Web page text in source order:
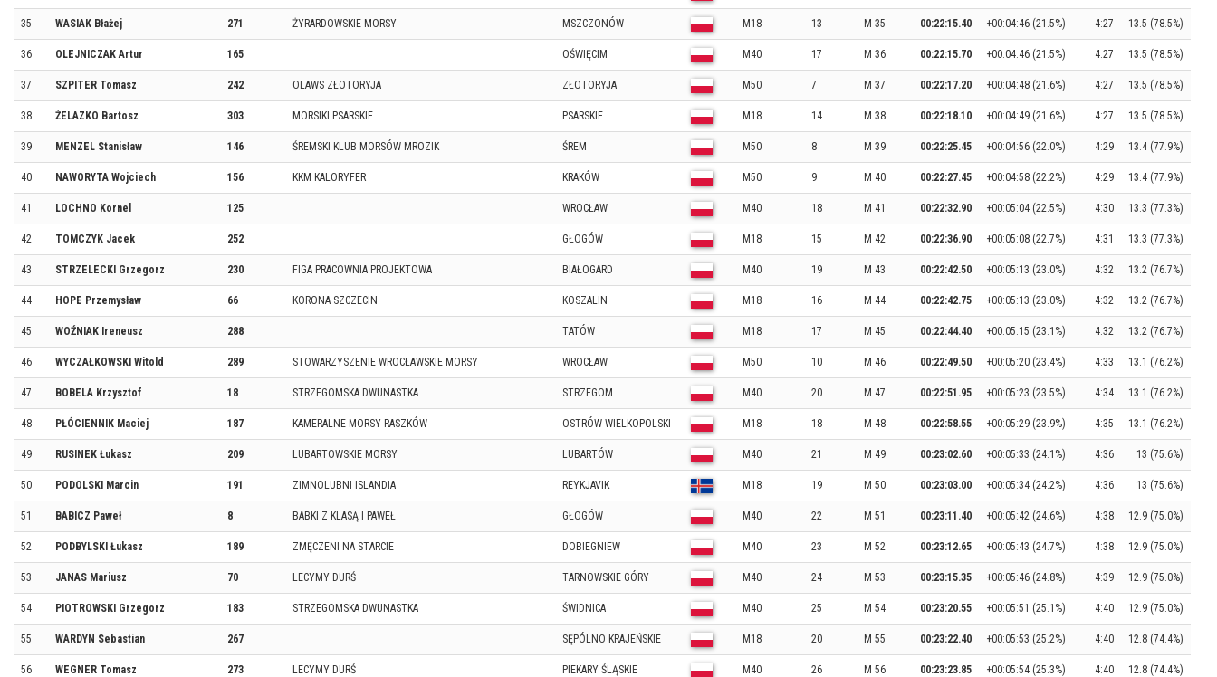
35 WASIAK Błażej 271 ŻYRARDOWSKIE MORSY MSZCZONÓW M18 13 M 35 00:22:15.40 +00:04:46 (21.5%) 4:27 13.5 (78.5%)
36 OLEJNICZAK Artur 165 OŚWIĘCIM M40 17 M 36 00:22:15.70 +00:04:46 (21.5%) 4:27 13.5 (78.5%)
37 SZPITER Tomasz 242 OLAWS ZŁOTORYJA ZŁOTORYJA M50 7 M 37 00:22:17.20 +00:04:48 (21.6%) 4:27 13.5 (78.5%)
38 ŻELAZKO Bartosz 303 MORSIKI PSARSKIE PSARSKIE M18 14 M 38 00:22:18.10 +00:04:49 (21.6%) 4:27 13.5 (78.5%)
39 MENZEL Stanisław 146 ŚREMSKI KLUB MORSÓW MROZIK ŚREM M50 8 M 39 00:22:25.45 +00:04:56 (22.0%) 4:29 13.4 (77.9%)
40 NAWORYTA Wojciech 156 KKM KALORYFER KRAKÓW M50 9 M 40 00:22:27.45 +00:04:58 (22.2%) 4:29 13.4 (77.9%)
41 LOCHNO Kornel 125 WROCŁAW M40 18 M 41 00:22:32.90 +00:05:04 (22.5%) 4:30 13.3 (77.3%)
42 TOMCZYK Jacek 252 GŁOGÓW M18 15 M 42 00:22:36.90 +00:05:08 (22.7%) 4:31 13.3 (77.3%)
43 STRZELECKI Grzegorz 230 FIGA PRACOWNIA PROJEKTOWA BIAŁOGARD M40 19 M 43 00:22:42.50 +00:05:13 (23.0%) 4:32 13.2 (76.7%)
44 HOPE Przemysław 66 KORONA SZCZECIN KOSZALIN M18 16 M 44 00:22:42.75 +00:05:13 (23.0%) 4:32 13.2 (76.7%)
45 WOŹNIAK Ireneusz 288 TATÓW M18 17 M 45 00:22:44.40 +00:05:15 (23.1%) 4:32 13.2 (76.7%)
46 WYCZAŁKOWSKI Witold 289 STOWARZYSZENIE WROCŁAWSKIE MORSY WROCŁAW M50 10 M 46 00:22:49.50 +00:05:20 (23.4%) 4:33 13.1 (76.2%)
47 BOBELA Krzysztof 18 STRZEGOMSKA DWUNASTKA STRZEGOM M40 20 M 47 00:22:51.95 +00:05:23 (23.5%) 4:34 13.1 (76.2%)
48 PŁÓCIENNIK Maciej 187 KAMERALNE MORSY RASZKÓW OSTRÓW WIELKOPOLSKI M18 18 M 48 00:22:58.55 +00:05:29 (23.9%) 4:35 13.1 (76.2%)
49 RUSINEK Łukasz 209 LUBARTOWSKIE MORSY LUBARTÓW M40 21 M 49 00:23:02.60 +00:05:33 (24.1%) 4:36 13 (75.6%)
50 PODOLSKI Marcin 191 ZIMNOLUBNI ISLANDIA REYKJAVIK M18 19 M 50 00:23:03.00 +00:05:34 (24.2%) 4:36 13 (75.6%)
51 BABICZ Paweł 8 BABKI Z KLASĄ I PAWEŁ GŁOGÓW M40 22 M 51 00:23:11.40 +00:05:42 (24.6%) 4:38 12.9 (75.0%)
52 PODBYLSKI Łukasz 189 ZMĘCZENI NA STARCIE DOBIEGNIEW M40 23 M 52 00:23:12.65 +00:05:43 (24.7%) 4:38 12.9 (75.0%)
53 JANAS Mariusz 70 LECYMY DURŚ TARNOWSKIE GÓRY M40 24 M 53 00:23:15.35 +00:05:46 (24.8%) 4:39 12.9 (75.0%)
54 PIOTROWSKI Grzegorz 183 STRZEGOMSKA DWUNASTKA ŚWIDNICA M40 25 M 54 00:23:20.55 +00:05:51 (25.1%) 4:40 12.9 (75.0%)
55 WARDYN Sebastian 267 SĘPÓLNO KRAJEŃSKIE M18 20 M 55 00:23:22.40 +00:05:53 (25.2%) 4:40 12.8 (74.4%)
56 WEGNER Tomasz 273 LECYMY DURŚ PIEKARY ŚLĄSKIE M40 26 M 56 00:23:23.85 +00:05:54 (25.3%) 4:40 12.8 (74.4%)